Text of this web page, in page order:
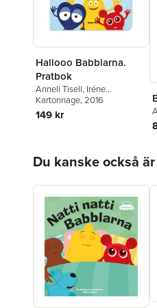
Hallooo Babblarna.
Pratbok
Anneli Tisell, Iréne
Johansson
Kartonnage, 2016
149 kr
Du kanske också